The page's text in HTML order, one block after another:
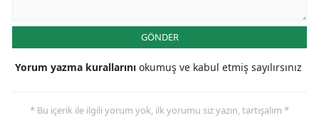
GÖNDER
Yorum yazma kurallarını okumuş ve kabul etmiş sayılırsınız
* Bu içerik ile ilgili yorum yok, ilk yorumu siz yazın, tartışalım *